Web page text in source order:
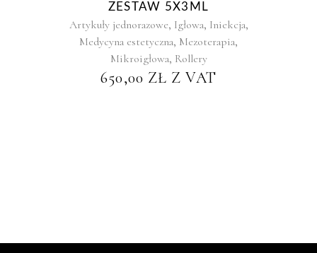
ZESTAW 5X3ML
Artykuły jednorazowe, Igłowa, Iniekcja,
Medycyna estetyczna, Mezoterapia,
Mikroigłowa, Rollery
650,00 ZŁ Z VAT